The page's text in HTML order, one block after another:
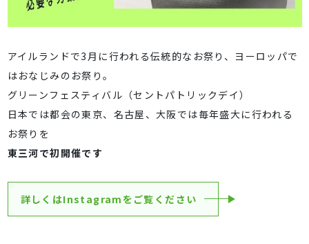
アイルランドで3月に行われる伝統的なお祭り、ヨーロッパで
はおなじみのお祭り。
グリーンフェスティバル（セントパトリックデイ）
日本では都会の東京、名古屋、大阪では毎年盛大に行われる
お祭りを
東三河で初開催です
詳しくはInstagramをご覧ください